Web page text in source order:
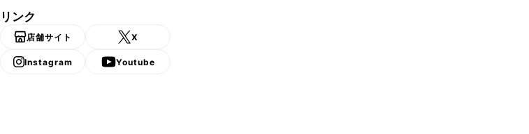
リンク
店舗サイト X
Instagram Youtube